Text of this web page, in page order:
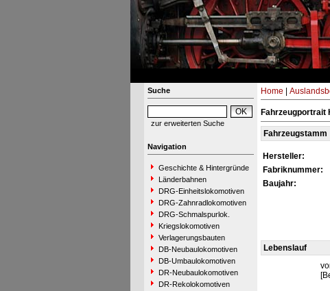
Suche
zur erweiterten Suche
Navigation
Geschichte & Hintergründe
Länderbahnen
DRG-Einheitslokomotiven
DRG-Zahnradlokomotiven
DRG-Schmalspurlok.
Kriegslokomotiven
Verlagerungsbauten
DB-Neubaulokomotiven
DB-Umbaulokomotiven
DR-Neubaulokomotiven
DR-Rekolokomotiven
Home
Fahrzeugportrait
Fahrzeugstamm
Hersteller:
Fabriknummer:
Baujahr:
Lebenslauf